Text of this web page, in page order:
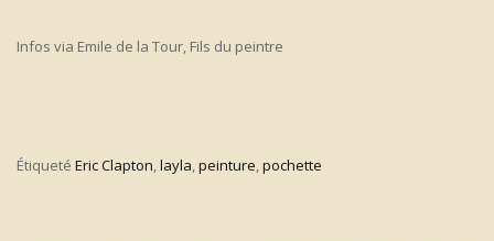
Infos via Emile de la Tour, Fils du peintre
Étiqueté Eric Clapton,layla,peinture,pochette